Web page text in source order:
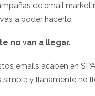
de email
a poder hacerlo.
no van a llegar.
emails acaben en
y llanamente no